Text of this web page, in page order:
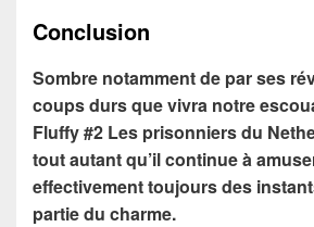
Conclusion
Sombre notamment de par ses
coups durs que vivra notre
Fluffy #2 Les prisonniers du
tout autant qu’il continue à
effectivement toujours des
partie du charme.